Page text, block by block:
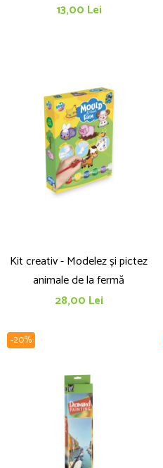
13,00 Lei
Kit creativ - Modelez și pictez
animale de la fermă
28,00 Lei
-20%